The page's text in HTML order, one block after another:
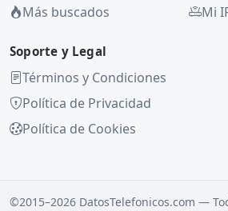
Más buscados
Mi
Soporte y Legal
Términos y Condiciones
Política de Privacidad
Política de Cookies
©2015–2026 DatosTelefonicos.com —